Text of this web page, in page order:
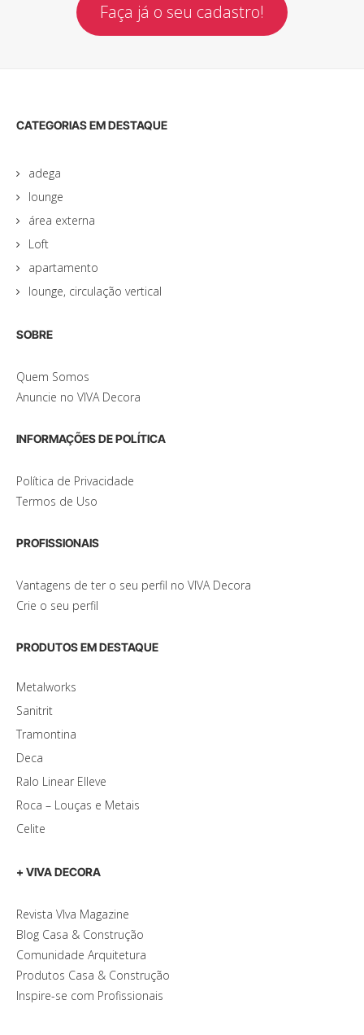
Faça já o seu cadastro!
CATEGORIAS EM DESTAQUE
adega
lounge
área externa
Loft
apartamento
lounge, circulação vertical
SOBRE
Quem Somos
Anuncie no VIVA Decora
INFORMAÇÕES DE POLÍTICA
Política de Privacidade
Termos de Uso
PROFISSIONAIS
Vantagens de ter o seu perfil no VIVA Decora
Crie o seu perfil
PRODUTOS EM DESTAQUE
Metalworks
Sanitrit
Tramontina
Deca
Ralo Linear Elleve
Roca – Louças e Metais
Celite
+ VIVA DECORA
Revista VIva Magazine
Blog Casa & Construção
Comunidade Arquitetura
Produtos Casa & Construção
Inspire-se com Profissionais